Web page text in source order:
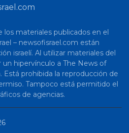
los materiales publicados en el
– newsofisrael.com están
israelí. Al utilizar materiales del
un hipervínculo a The News of
Está prohibida la reproducción de
Tampoco está permitido el
de agencias.